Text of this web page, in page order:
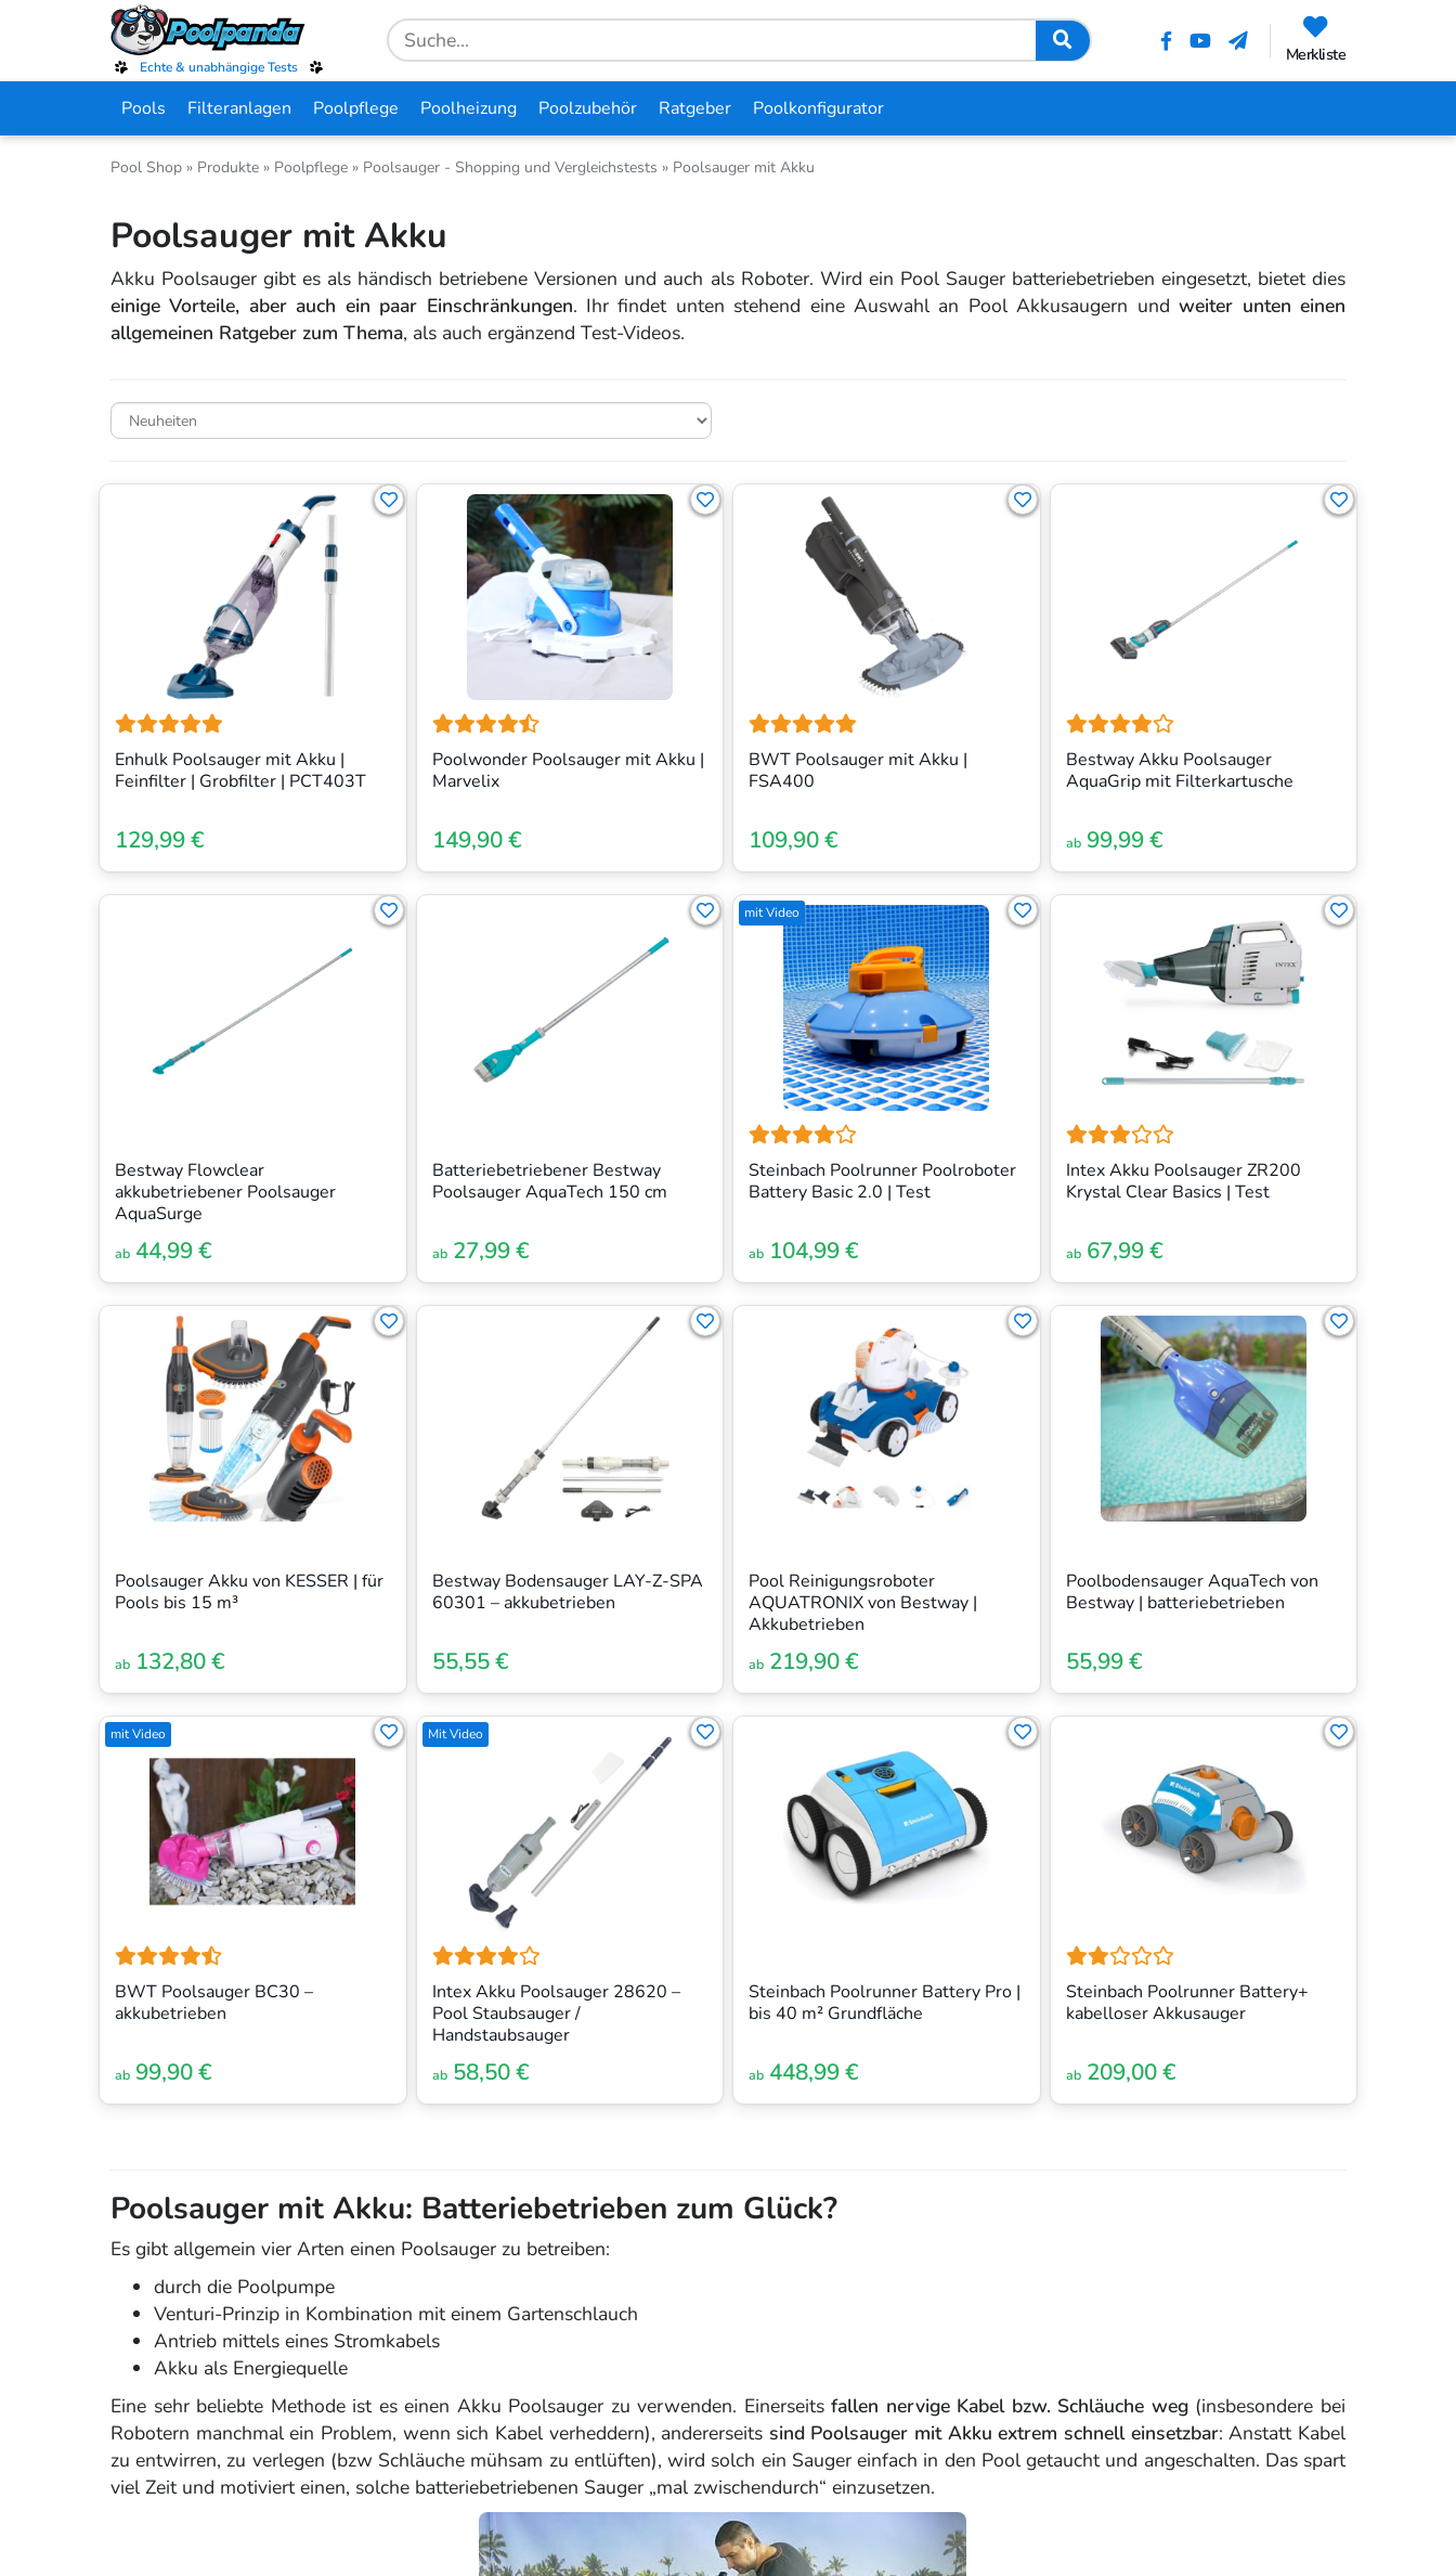
Echte & unabhängige Tests
Search
for:
Merkliste
Pools Filteranlagen Poolpflege Poolheizung Poolzubehör Ratgeber Poolkonfigurator
Pool Shop » Produkte » Poolpflege » Poolsauger - Shopping und Vergleichstests » Poolsauger mit Akku
Poolsauger mit Akku
Akku Poolsauger gibt es als händisch betriebene Versionen und auch als Roboter. Wird ein Pool Sauger batteriebetrieben eingesetzt, bietet dies
einige Vorteile, aber auch ein paar Einschränkungen. Ihr findet unten stehend eine Auswahl an Pool Akkusaugern undweiter unten einen
allgemeinen Ratgeber zum Thema, als auch ergänzend Test-Videos.
Enhulk Poolsauger mit Akku |
Feinfilter | Grobfilter | PCT403T
129,99 €
Poolwonder Poolsauger mit Akku |
Marvelix
149,90 €
BWT Poolsauger mit Akku |
FSA400
109,90 €
Bestway Akku Poolsauger
AquaGrip mit Filterkartusche
ab99,99 €
Bestway Flowclear
akkubetriebener Poolsauger
AquaSurge
ab 44,99 €
Batteriebetriebener Bestway
Poolsauger AquaTech 150 cm
ab27,99 €
mit Video
Steinbach Poolrunner Poolroboter
Battery Basic 2.0 | Test
ab 104,99 €
Intex Akku Poolsauger ZR200
Krystal Clear Basics | Test
ab67,99 €
Poolsauger Akku von KESSER | für
Pools bis 15 m³
ab 132,80 €
Bestway Bodensauger LAY-Z-SPA
60301 – akkubetrieben
55,55 €
Pool Reinigungsroboter
AQUATRONIX von Bestway |
Akkubetrieben
ab 219,90 €
Poolbodensauger AquaTech von
Bestway | batteriebetrieben
55,99 €
mit Video
BWT Poolsauger BC30 –
akkubetrieben
ab 99,90 €
Mit Video
Intex Akku Poolsauger 28620 –
Pool Staubsauger /
Handstaubsauger
ab58,50 €
Steinbach Poolrunner Battery Pro |
bis 40 m² Grundfläche
ab 448,99 €
Steinbach Poolrunner Battery+
kabelloser Akkusauger
ab209,00 €
Poolsauger mit Akku: Batteriebetrieben zum Glück?
Es gibt allgemein vier Arten einen Poolsauger zu betreiben:
durch die Poolpumpe
Venturi-Prinzip in Kombination mit einem Gartenschlauch
Antrieb mittels eines Stromkabels
Akku als Energiequelle
Eine sehr beliebte Methode ist es einen Akku Poolsauger zu verwenden. Einerseitsfallen nervige Kabel bzw. Schläuche weg(insbesondere bei
Robotern manchmal ein Problem, wenn sich Kabel verheddern), andererseits sind Poolsauger mit Akku extrem schnell einsetzbar: Anstatt Kabel
zu entwirren, zu verlegen (bzw Schläuche mühsam zu entlüften), wird solch ein Sauger einfach in den Pool getaucht und angeschalten. Das spart
viel Zeit und motiviert einen, solche batteriebetriebenen Sauger „mal zwischendurch“ einzusetzen.